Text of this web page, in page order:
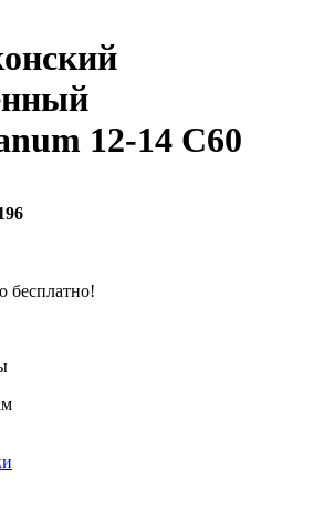
12-14 С60
бесплатно!